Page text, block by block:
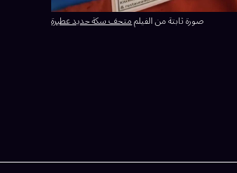
صورة ثابتة من الفيلممتحف سكة حديد عطبرة